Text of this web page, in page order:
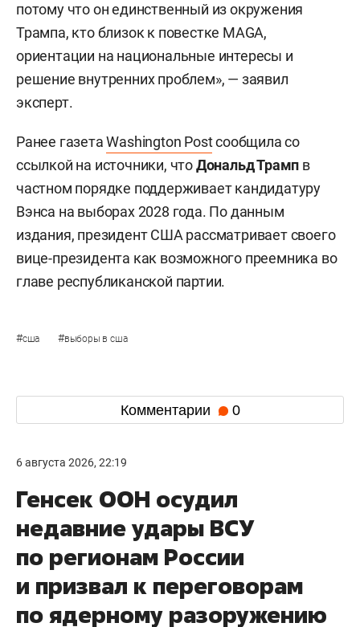
потому что он единственный из окружения
Трампа, кто близок к повестке MAGA,
ориентации на национальные интересы и
решение внутренних проблем», — заявил
эксперт.
Ранее газетаWashington Postсообщила со
ссылкой на источники, чтоДональд Трамп в
частном порядке поддерживает кандидатуру
Вэнса на выборах 2028 года. По данным
издания, президент США рассматривает своего
вице-президента как возможного преемника во
главе республиканской партии.
#сша #выборы в сша
Комментарии 0
6 августа 2026, 22:19
Генсек ООН осудил
недавние удары ВСУ
по регионам России
и призвал к переговорам
по ядерному разоружению